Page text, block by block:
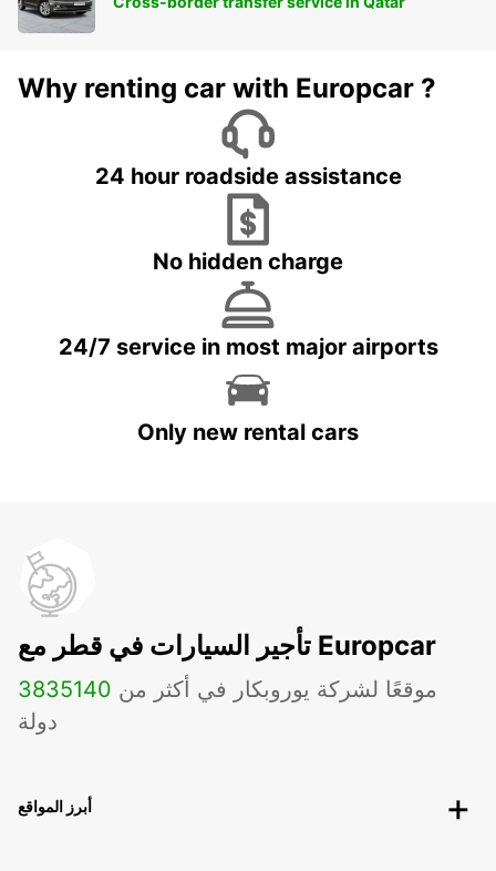
Why renting car with Europcar ?
24 hour roadside assistance
No hidden charge
24/7 service in most major airports
Only new rental cars
تأجير السيارات في قطر مع Europcar
3835 موقعًا لشركة يوروبكار في أكثر من 140
دولة
أبرز المواقع